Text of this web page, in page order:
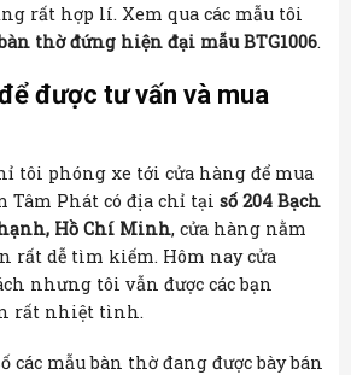
rất hợp lí. Xem qua các mẫu tôi
thờ đứng hiện đại mẫu BTG1006.
được tư vấn và mua
tôi phóng xe tới cửa hàng để mua
Tâm Phát có địa chỉ tại số 204 Bạch
Hồ Chí Minh, cửa hàng nằm
rất dễ tìm kiếm. Hôm nay cửa
nhưng tôi vẫn được các bạn
rất nhiệt tình.
các mẫu bàn thờ đang được bày bán